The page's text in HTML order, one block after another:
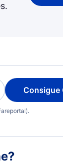
Consigue